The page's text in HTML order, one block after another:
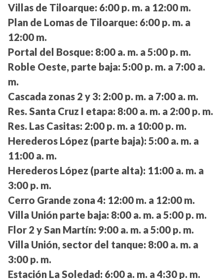
Villas de Tiloarque: 6:00 p. m. a 12:00 m.
Plan de Lomas de Tiloarque: 6:00 p. m. a
12:00 m.
Portal del Bosque: 8:00 a. m. a 5:00 p. m.
Roble Oeste, parte baja: 5:00 p. m. a 7:00 a.
m.
Cascada zonas 2 y 3: 2:00 p. m. a 7:00 a. m.
Res. Santa Cruz I etapa: 8:00 a. m. a 2:00 p. m.
Res. Las Casitas: 2:00 p. m. a 10:00 p. m.
Herederos López (parte baja): 5:00 a. m. a
11:00 a. m.
Herederos López (parte alta): 11:00 a. m. a
3:00 p. m.
Cerro Grande zona 4: 12:00 m. a 12:00 m.
Villa Unión parte baja: 8:00 a. m. a 5:00 p. m.
Flor 2 y San Martín: 9:00 a. m. a 5:00 p. m.
Villa Unión, sector del tanque: 8:00 a. m. a
3:00 p. m.
Estación La Soledad: 6:00 a. m. a 4:30 p. m.